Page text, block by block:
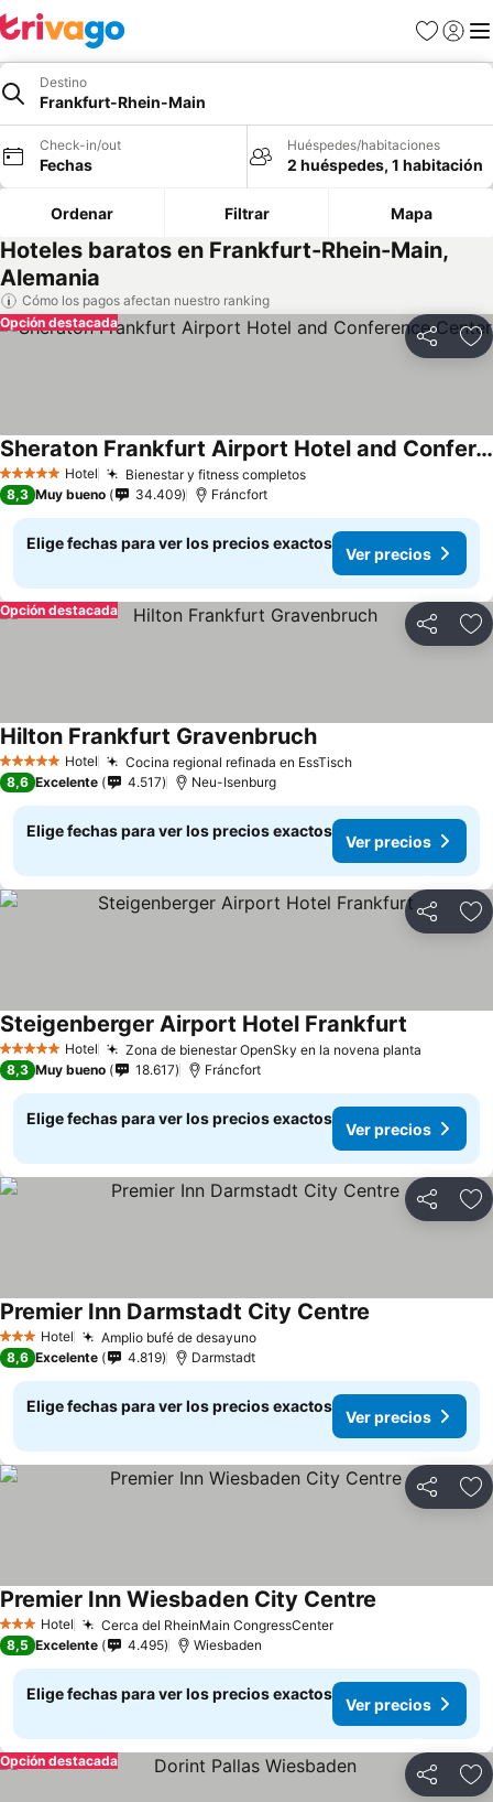
Favoritos
Iniciar
Destino
Frankfurt-Rhein-Main
Check-in/out
Fechas
Huéspedes/habitaciones
2 huéspedes, 1 habitación
Ordenar Filtrar Mapa
Hoteles baratos en Frankfurt-Rhein-Main,
Alemania
Cómo los pagos afectan nuestro ranking
Compartir
Opción destacada
5 Estrellas Hotel Bienestar y fitness completos
Sheraton Frankfurt Airport Hotel and Conference Center
8,3 Muy bueno 34.409 Fráncfort
Elige fechas para ver los precios exactos
Ver precios
Compartir
Opción destacada
5 Estrellas Hotel Cocina regional refinada en EssTisch
Hilton Frankfurt Gravenbruch
8,6 Excelente 4.517 Neu-Isenburg
Elige fechas para ver los precios exactos
Ver precios
Compartir
5 Estrellas Hotel Zona de bienestar OpenSky en la novena planta
Steigenberger Airport Hotel Frankfurt
8,3 Muy bueno 18.617 Fráncfort
Elige fechas para ver los precios exactos
Ver precios
Compartir
3 Estrellas
Hotel Amplio bufé de desayuno
Premier Inn Darmstadt City Centre
8,6 Excelente 4.819 Darmstadt
Elige fechas para ver los precios exactos
Ver precios
Compartir
3 Estrellas
Hotel Cerca del RheinMain CongressCenter
Premier Inn Wiesbaden City Centre
8,5 Excelente 4.495 Wiesbaden
Elige fechas para ver los precios exactos
Ver precios
Compartir
Opción destacada